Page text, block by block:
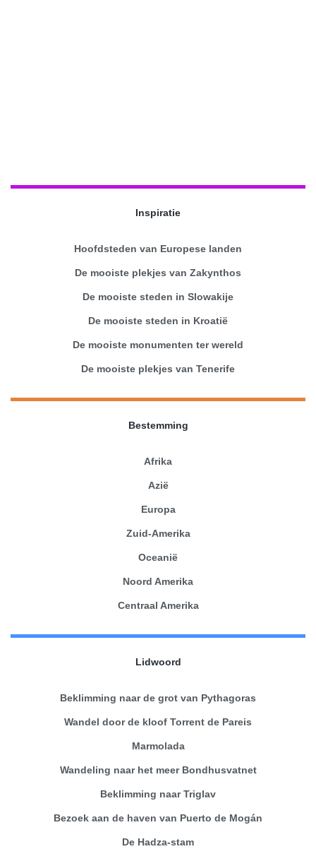
Inspiratie
Hoofdsteden van Europese landen
De mooiste plekjes van Zakynthos
De mooiste steden in Slowakije
De mooiste steden in Kroatië
De mooiste monumenten ter wereld
De mooiste plekjes van Tenerife
Bestemming
Afrika
Azië
Europa
Zuid-Amerika
Oceanië
Noord Amerika
Centraal Amerika
Lidwoord
Beklimming naar de grot van Pythagoras
Wandel door de kloof Torrent de Pareis
Marmolada
Wandeling naar het meer Bondhusvatnet
Beklimming naar Triglav
Bezoek aan de haven van Puerto de Mogán
De Hadza-stam